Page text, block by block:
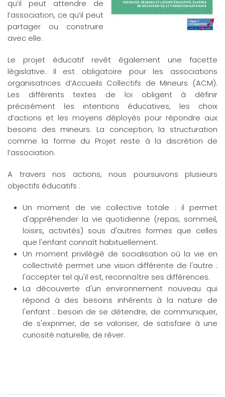
qu’il peut attendre de
l’association, ce qu’il peut
partager ou construire
avec elle.
Le projet éducatif revêt également une facette
législative. Il est obligatoire pour les associations
organisatrices d’Accueils Collectifs de Mineurs (ACM).
Les différents textes de loi obligent à définir
précisément les intentions éducatives, les choix
d’actions et les moyens déployés pour répondre aux
besoins des mineurs. La conception, la structuration
comme la forme du Projet reste à la discrétion de
l’association.
A travers nos actions, nous poursuivons plusieurs
objectifs éducatifs :
Un moment de vie collective totale : il permet
d'appréhender la vie quotidienne (repas, sommeil,
loisirs, activités) sous d'autres formes que celles
que l'enfant connaît habituellement.
Un moment privilégié de socialisation où la vie en
collectivité permet une vision différente de l'autre :
l'accepter tel qu'il est, reconnaître ses différences.
La découverte d'un environnement nouveau qui
répond à des besoins inhérents à la nature de
l'enfant : besoin de se détendre, de communiquer,
de s'exprimer, de se valoriser, de satisfaire à une
curiosité naturelle, de rêver.